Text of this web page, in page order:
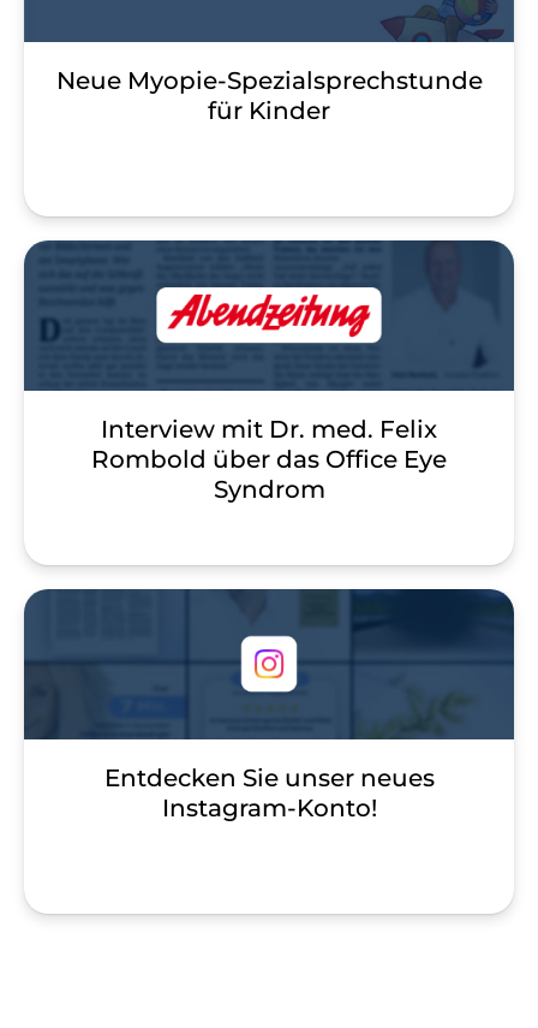
Neue Myopie-Spezialsprechstunde
für Kinder
Interview mit Dr. med. Felix
Rombold über das Office Eye
Syndrom
Entdecken Sie unser neues
Instagram-Konto!